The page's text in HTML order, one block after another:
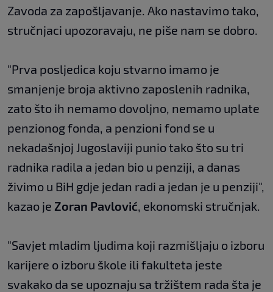
Zavoda za zapošljavanje. Ako nastavimo tako,
stručnjaci upozoravaju, ne piše nam se dobro.
"Prva posljedica koju stvarno imamo je
smanjenje broja aktivno zaposlenih radnika,
zato što ih nemamo dovoljno, nemamo uplate
penzionog fonda, a penzioni fond se u
nekadašnjoj Jugoslaviji punio tako što su tri
radnika radila a jedan bio u penziji, a danas
živimo u BiH gdje jedan radi a jedan je u penziji",
kazao je Zoran Pavlović, ekonomski stručnjak.
"Savjet mladim ljudima koji razmišljaju o izboru
karijere o izboru škole ili fakulteta jeste
svakako da se upoznaju sa tržištem rada šta je